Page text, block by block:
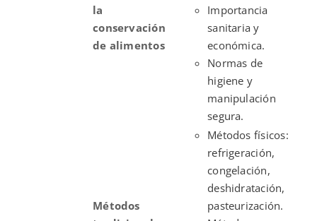
la
conservación
de alimentos
Importancia
sanitaria y
económica.
Normas de
higiene y
manipulación
segura.
Métodos
Métodos físicos:
refrigeración,
congelación,
deshidratación,
pasteurización.